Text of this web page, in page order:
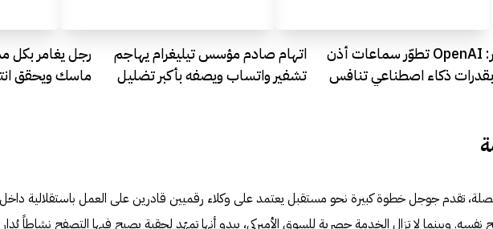
تقارير: OpenAI تطوّر سماعات أذن
ذكاء اصطناعي تنافس
اتهام صادم مؤسس تيليغرام يهاجم
تشفير واتساب ويصفه بأكبر تضليل
رجل يغامر بكل
ماسك ويحقق
تقدم جوجل خطوة كبيرة نحو مستقبل يعتمد على وكلاء رقميين قادرين على العمل باستقلالية داخل
نفسه. وبينما لا تزال الخدمة حصرية للسوق الأميركي، يبدو أنها تمهّد لحقبة يصبح فيها التصفح نشاطاً يُدار